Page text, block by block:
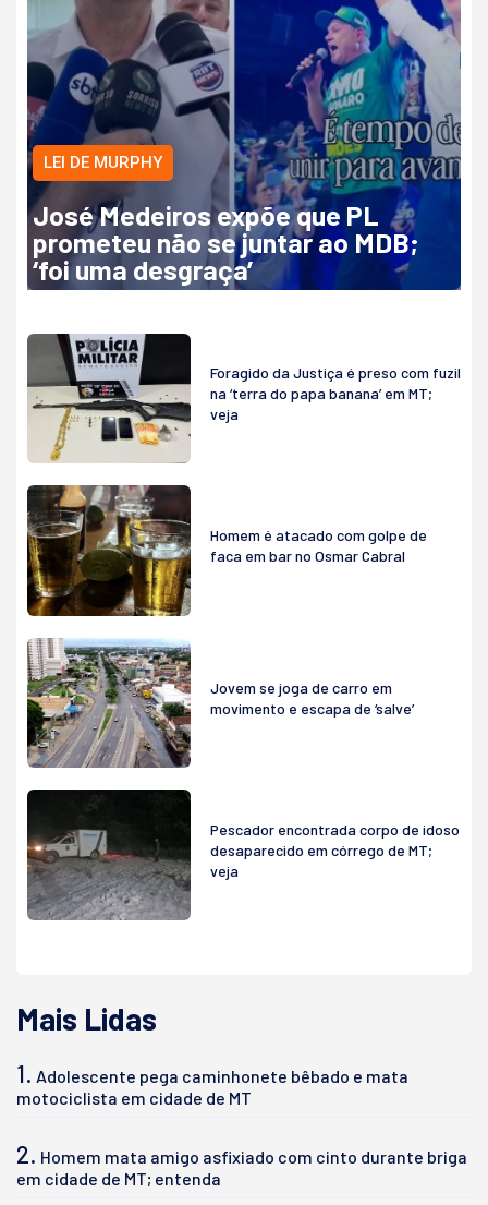
LEI DE MURPHY
José Medeiros expõe que PL
prometeu não se juntar ao MDB;
‘foi uma desgraça’
Foragido da Justiça é preso com fuzil
na ‘terra do papa banana’ em MT;
veja
Homem é atacado com golpe de
faca em bar no Osmar Cabral
Jovem se joga de carro em
movimento e escapa de ‘salve’
Pescador encontrada corpo de idoso
desaparecido em córrego de MT;
veja
Mais Lidas
1. Adolescente pega caminhonete bêbado e mata
motociclista em cidade de MT
2. Homem mata amigo asfixiado com cinto durante briga
em cidade de MT; entenda